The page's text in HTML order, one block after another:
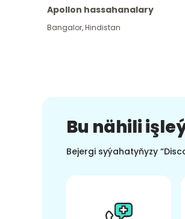
Apollon hassahanalary
Bangalor,Hindistan
Bu nähili
Bejergi syýahatyňyzy